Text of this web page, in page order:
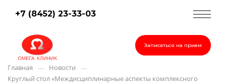
Записаться на прием
+7 (8452) 23-33-03
Главная — Новости —
Круглый стол «Междисциплинарные аспекты комплексного